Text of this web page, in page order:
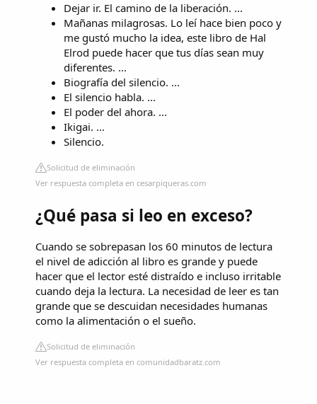
Dejar ir. El camino de la liberación. ...
Mañanas milagrosas. Lo leí hace bien poco y
me gustó mucho la idea, este libro de Hal
Elrod puede hacer que tus días sean muy
diferentes. ...
Biografía del silencio. ...
El silencio habla. ...
El poder del ahora. ...
Ikigai. ...
Silencio.
Solicitud de eliminación
Ver respuesta completa en cesarpiqueras.com
¿Qué pasa si leo en exceso?
Cuando se sobrepasan los 60 minutos de lectura
el nivel de adicción al libro es grande y puede
hacer que el lector esté distraído e incluso irritable
cuando deja la lectura. La necesidad de leer es tan
grande que se descuidan necesidades humanas
como la alimentación o el sueño.
Solicitud de eliminación
Ver respuesta completa en comunidadbaratz.com